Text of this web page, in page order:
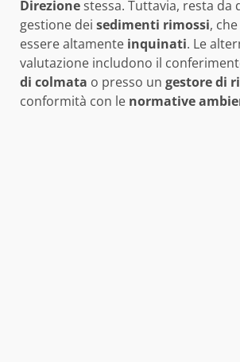
Direzionestessa. Tuttavia, resta da
gestione dei sedimenti rimossi,
essere altamente inquinati. Le
valutazione includono il
di colmata o presso un gestore di
conformità con le normative